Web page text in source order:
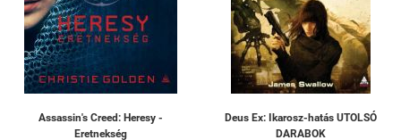
Assassin's Creed: Heresy -
Eretnekség
Deus Ex: Ikarosz-hatás UTOLSÓ
DARABOK